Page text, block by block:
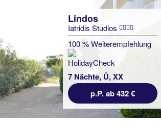
Lindos
Iatridis Studios
100 % Weiterempfehlung
7 Nächte, Ü, XX
p.P. ab 432 €